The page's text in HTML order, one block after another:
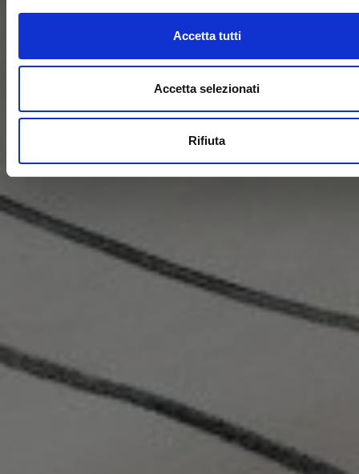
Accetta tutti
Accetta selezionati
Rifiuta